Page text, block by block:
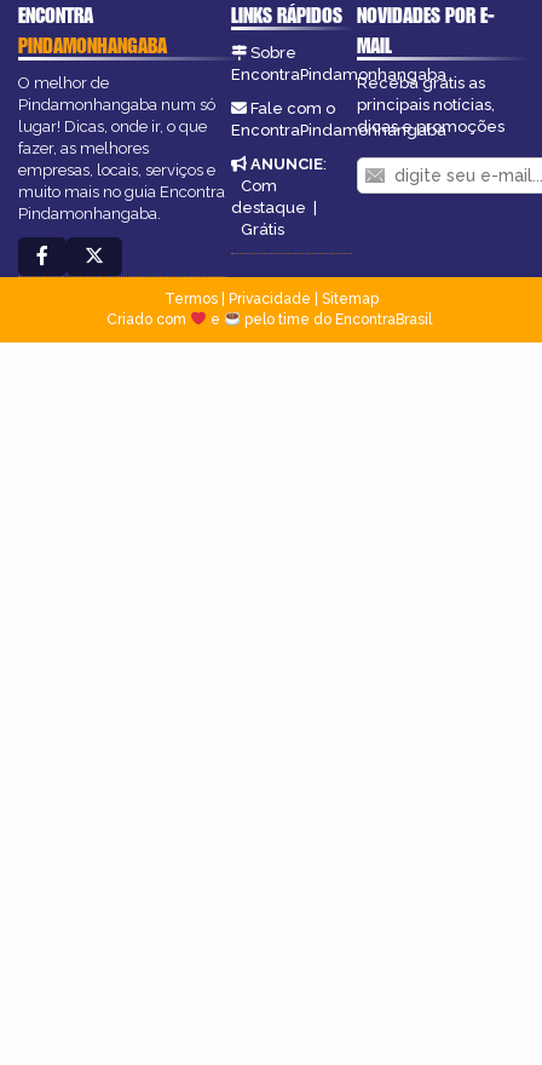
ENCONTRA
PINDAMONHANGABA
O melhor de
Pindamonhangaba num só
lugar! Dicas, onde ir, o que
fazer, as melhores
empresas, locais, serviços e
muito mais no guia Encontra
Pindamonhangaba.
LINKS RÁPIDOS
Sobre
EncontraPindamonhangaba
Fale com o
EncontraPindamonhangaba
ANUNCIE:
Com
destaque
Grátis
NOVIDADES POR E-
MAIL
Receba grátis as
principais notícias,
dicas e promoções
Termos| Privacidade
Sitemap
Criado com
e pelo time do EncontraBrasil